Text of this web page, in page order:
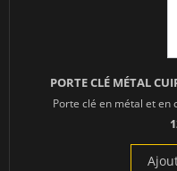
PORTE CLÉ MÉTAL
Porte clé en métal et en